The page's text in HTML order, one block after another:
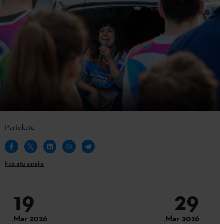
Partekatu
Kopiatu esteka
19
Mar 2026
29
Mar 2026